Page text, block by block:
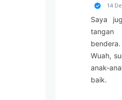
14
Saya
tangan
bendera.
Wuah,
anak-
baik.